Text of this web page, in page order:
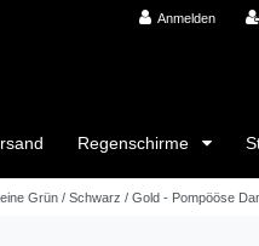
Anmelden
Regenschirme
Grün / Schwarz / Gold - Pompööse